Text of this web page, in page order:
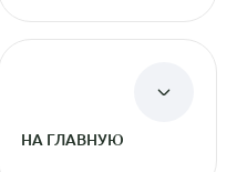
НА ГЛАВНУЮ